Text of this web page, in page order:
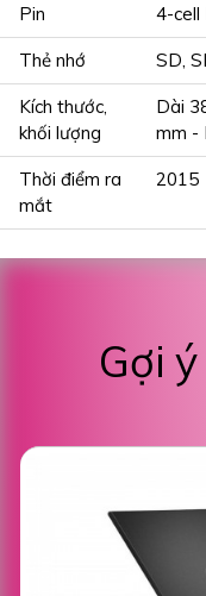
Pin 4-cell
Thẻ nhớ SD,
Kích thước,
khối lượng
Dài
mm -
Thời điểm ra
mắt
2015
Gợi